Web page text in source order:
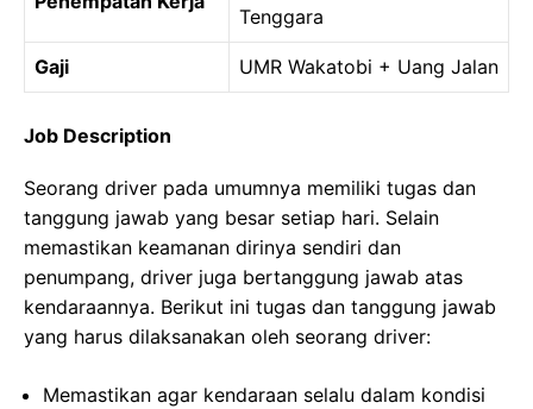
Tenggara
Gaji UMR Wakatobi + Uang Jalan
Job Description
Seorang driver pada umumnya memiliki tugas dan
tanggung jawab yang besar setiap hari. Selain
memastikan keamanan dirinya sendiri dan
penumpang, driver juga bertanggung jawab atas
kendaraannya. Berikut ini tugas dan tanggung jawab
yang harus dilaksanakan oleh seorang driver:
Memastikan agar kendaraan selalu dalam kondisi